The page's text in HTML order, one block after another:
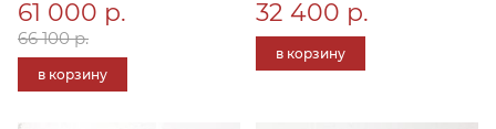
61 000 р.
66 100 р.
в корзину
32 400 р.
в корзину